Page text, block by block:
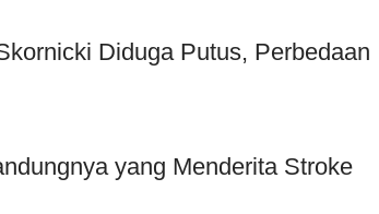
Diduga Putus, Perbedaan
yang Menderita Stroke